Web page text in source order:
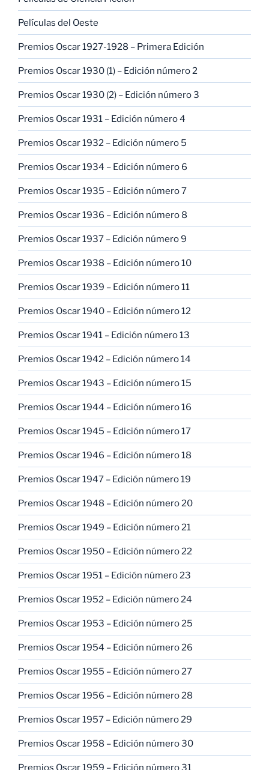
Películas del Oeste
Premios Oscar 1927-1928 – Primera Edición
Premios Oscar 1930 (1) – Edición número 2
Premios Oscar 1930 (2) – Edición número 3
Premios Oscar 1931 – Edición número 4
Premios Oscar 1932 – Edición número 5
Premios Oscar 1934 – Edición número 6
Premios Oscar 1935 – Edición número 7
Premios Oscar 1936 – Edición número 8
Premios Oscar 1937 – Edición número 9
Premios Oscar 1938 – Edición número 10
Premios Oscar 1939 – Edición número 11
Premios Oscar 1940 – Edición número 12
Premios Oscar 1941 – Edición número 13
Premios Oscar 1942 – Edición número 14
Premios Oscar 1943 – Edición número 15
Premios Oscar 1944 – Edición número 16
Premios Oscar 1945 – Edición número 17
Premios Oscar 1946 – Edición número 18
Premios Oscar 1947 – Edición número 19
Premios Oscar 1948 – Edición número 20
Premios Oscar 1949 – Edición número 21
Premios Oscar 1950 – Edición número 22
Premios Oscar 1951 – Edición número 23
Premios Oscar 1952 – Edición número 24
Premios Oscar 1953 – Edición número 25
Premios Oscar 1954 – Edición número 26
Premios Oscar 1955 – Edición número 27
Premios Oscar 1956 – Edición número 28
Premios Oscar 1957 – Edición número 29
Premios Oscar 1958 – Edición número 30
Premios Oscar 1959 – Edición número 31